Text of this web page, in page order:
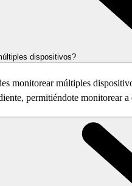
dispositivos?
monitorear múltiples
permitiéndote monitorear